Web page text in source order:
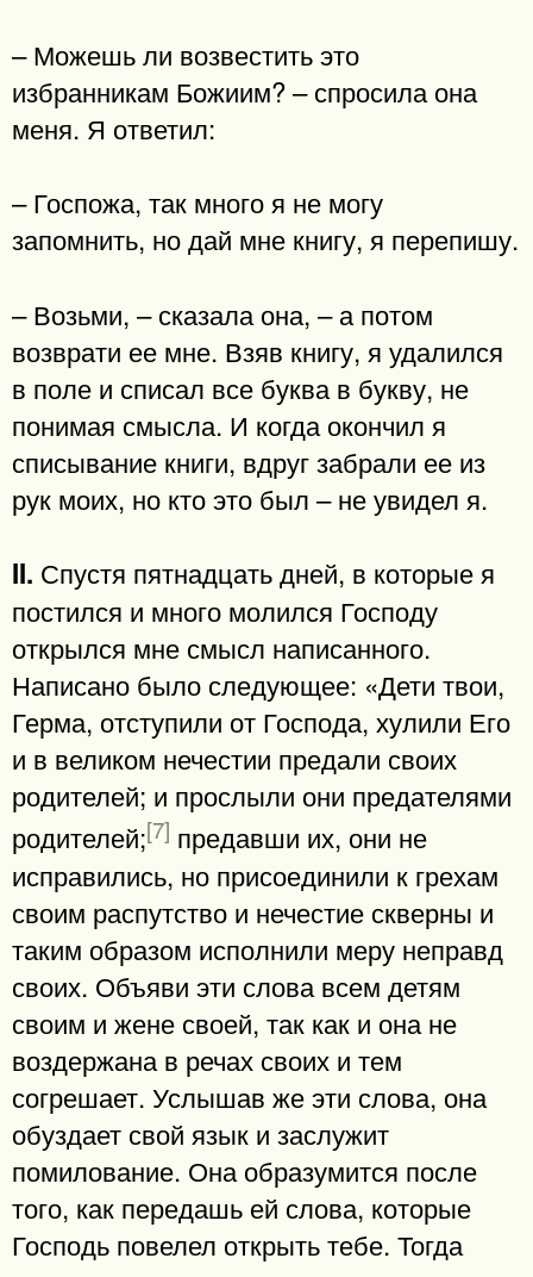
– Можешь ли возвестить это
избранникам Божиим? – спросила она
меня. Я ответил:
– Госпожа, так много я не могу
запомнить, но дай мне книгу, я перепишу.
– Возьми, – сказала она, – а потом
возврати ее мне. Взяв книгу, я удалился
в поле и списал все буква в букву, не
понимая смысла. И когда окончил я
списывание книги, вдруг забрали ее из
рук моих, но кто это был – не увидел я.
II. Спустя пятнадцать дней, в которые я
постился и много молился Господу
открылся мне смысл написанного.
Написано было следующее: «Дети твои,
Герма, отступили от Господа, хулили Его
и в великом нечестии предали своих
родителей; и прослыли они предателями
родителей;[7] предавши их, они не
исправились, но присоединили к грехам
своим распутство и нечестие скверны и
таким образом исполнили меру неправд
своих. Объяви эти слова всем детям
своим и жене своей, так как и она не
воздержана в речах своих и тем
согрешает. Услышав же эти слова, она
обуздает свой язык и заслужит
помилование. Она образумится после
того, как передашь ей слова, которые
Господь повелел открыть тебе. Тогда